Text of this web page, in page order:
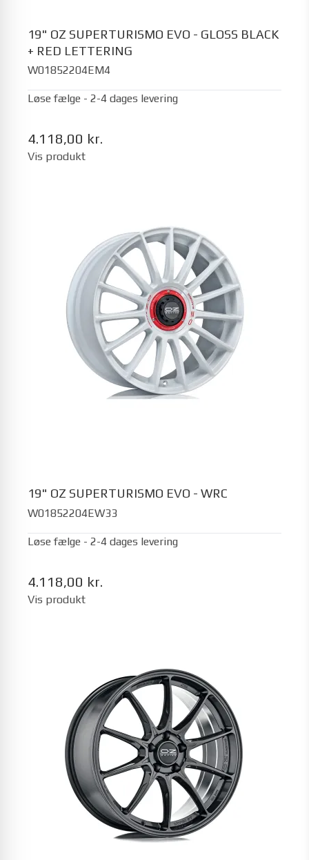
19" OZ SUPERTURISMO EVO - GLOSS BLACK
+ RED LETTERING
W01852204EM4
Løse fælge - 2-4 dages levering
4.118,00 kr.
Vis produkt
19" OZ SUPERTURISMO EVO - WRC
W01852204EW33
Løse fælge - 2-4 dages levering
4.118,00 kr.
Vis produkt